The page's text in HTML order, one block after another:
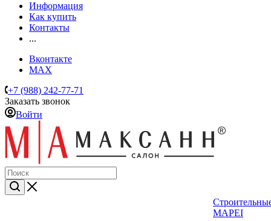
Информация
Как купить
Контакты
...
Вконтакте
MAX
+7 (988) 242-77-71
Заказать звонок
Войти
MAPEI